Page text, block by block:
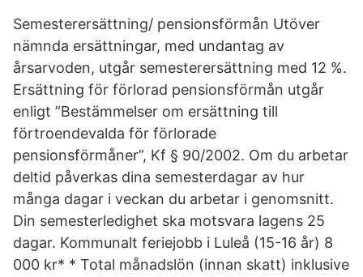
Semesterersättning/ pensionsförmån Utöver
nämnda ersättningar, med undantag av
årsarvoden, utgår semesterersättning med 12 %.
Ersättning för förlorad pensionsförmån utgår
enligt ”Bestämmelser om ersättning till
förtroendevalda för förlorade
pensionsförmåner”, Kf § 90/2002. Om du arbetar
deltid påverkas dina semesterdagar av hur
många dagar i veckan du arbetar i genomsnitt.
Din semesterledighet ska motsvara lagens 25
dagar. Kommunalt feriejobb i Luleå (15-16 år) 8
000 kr* * Total månadslön (innan skatt) inklusive